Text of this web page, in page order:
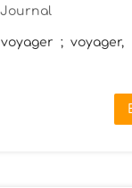
Journal
; voyager,